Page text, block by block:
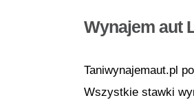
Wynajem aut
Taniwynajemaut.pl
Wszystkie stawki